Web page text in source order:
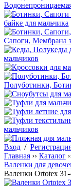
байке для мальчика
Сапоги, Мембрана
мальчиков
Полуботинки,
мальчиков
Вход /
Главная ›› Каталог
Валенки для
Валенки Ortotex